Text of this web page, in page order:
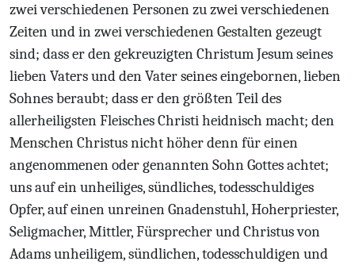
zwei verschiedenen Personen zu zwei verschiedenen
Zeiten und in zwei verschiedenen Gestalten gezeugt
sind; dass er den gekreuzigten Christum Jesum seines
lieben Vaters und den Vater seines eingebornen, lieben
Sohnes beraubt; dass er den größten Teil des
allerheiligsten Fleisches Christi heidnisch macht; den
Menschen Christus nicht höher denn für einen
angenommenen oder genannten Sohn Gottes achtet;
uns auf ein unheiliges, sündliches, todesschuldiges
Opfer, auf einen unreinen Gnadenstuhl, Hoherpriester,
Seligmacher, Mittler, Fürsprecher und Christus von
Adams unheiligem, sündlichen, todesschuldigen und